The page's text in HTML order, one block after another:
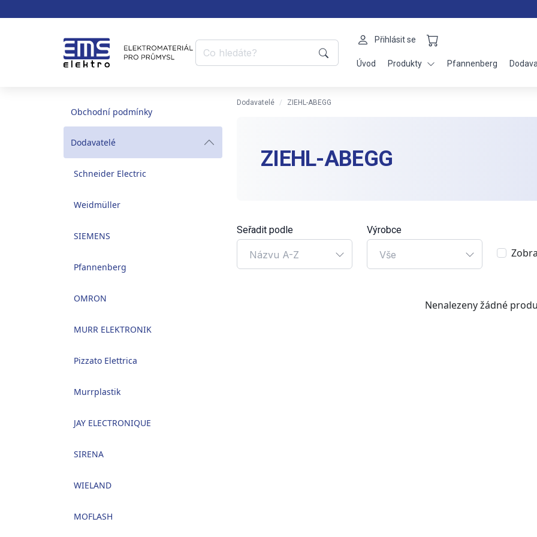
Přihlásit se
Úvod Produkty Pfannenberg
Obchodní podmínky
Dodavatelé
Schneider Electric
Weidmüller
SIEMENS
Pfannenberg
OMRON
MURR ELEKTRONIK
Pizzato Elettrica
Murrplastik
JAY ELECTRONIQUE
SIRENA
WIELAND
MOFLASH
Dodavatelé ZIEHL-ABEGG
ZIEHL-ABEGG
Seřadit podle
Názvu A-Z
Výrobce
Vše
Nenalezeny žádné